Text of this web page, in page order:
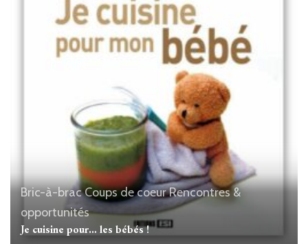
Bric-à-bracCoups de coeurRencontres &
opportunités
Je cuisine pour… les bébés !